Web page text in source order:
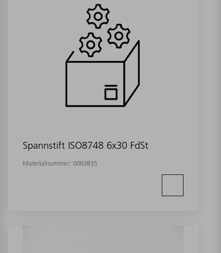
Spannstift ISO8748 6x30 FdSt
Materialnummer: 0063835